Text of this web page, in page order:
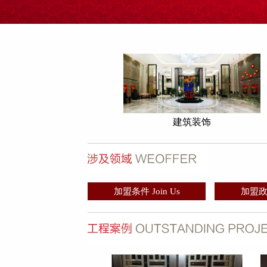
建筑装饰
加盟条件 Join Us 加盟